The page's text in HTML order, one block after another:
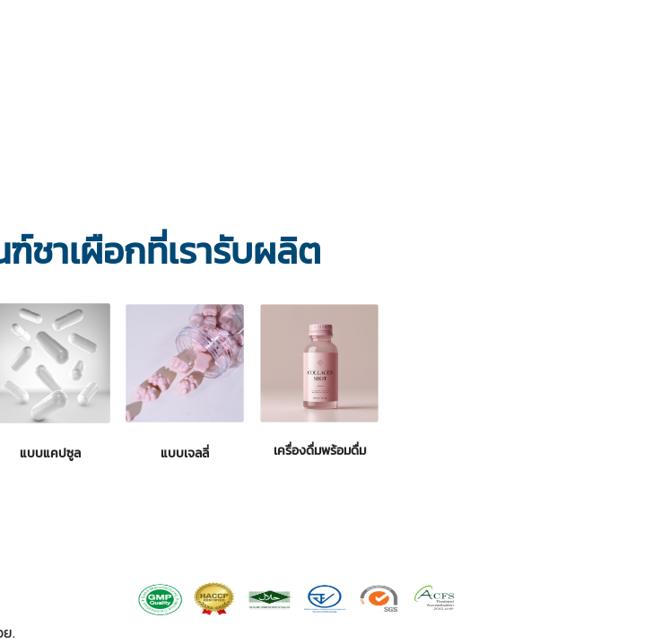
าเผือกที่เรารับผลิต
แบบแคปซูล แบบเจลลี่ เครื่องดื่มพร้อมดื่ม
ย.